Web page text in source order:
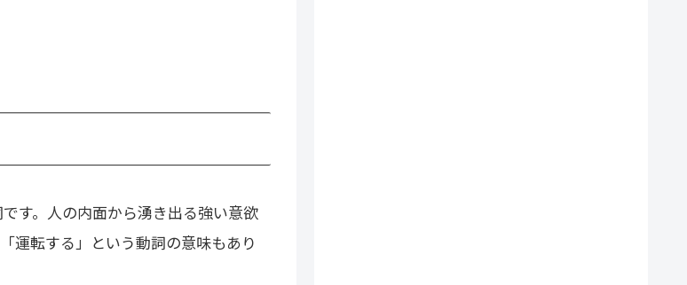
す。人の内面から湧き出る強い意欲
運転する」という動詞の意味もあり